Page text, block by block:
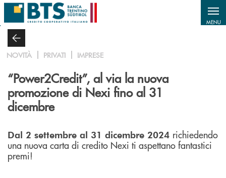
Salta al contenuto principale
MENU
NOVITÀ PRIVATI IMPRESE
“Power2Credit”, al via la nuova
promozione di Nexi fino al 31
dicembre
Dal 2 settembre al 31 dicembre 2024 richiedendo
una nuova carta di credito Nexi ti aspettano fantastici
premi!